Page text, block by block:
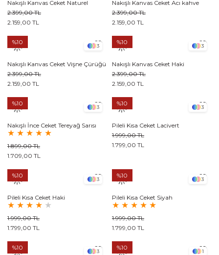
Nakışlı Kanvas Ceket Naturel
2.159,00 TL
2.399,00 TL
Nakışlı Kanvas Ceket Acı kahve
2.159,00 TL
2.399,00 TL
3
Nakışlı Kanvas Ceket Vişne Çürüğü
2.159,00 TL
2.399,00 TL
%10
3
Nakışlı Kanvas Ceket Haki
2.159,00 TL
2.399,00 TL
%10
3
Nakışlı İnce Ceket Tereyağ Sarısı
★ ★ ★ ★ ★
1.709,00 TL
1.899,00 TL
%10
3
Pileli Kısa Ceket Lacivert
1.799,00 TL
1.999,00 TL
%10
3
Pileli Kısa Ceket Haki
★ ★ ★ ★ ★
1.799,00 TL
1.999,00 TL
%10
3
Pileli Kısa Ceket Siyah
★ ★ ★ ★ ★
1.799,00 TL
1.999,00 TL
%10
3
%10
1
%10